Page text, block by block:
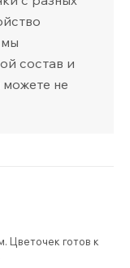
мы
состав и
можете не
Цветочек готов к